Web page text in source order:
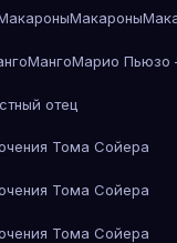
Макароны
МангоМарио Пьюзо
отец
Тома Сойера
Тома Сойера
Тома Сойера